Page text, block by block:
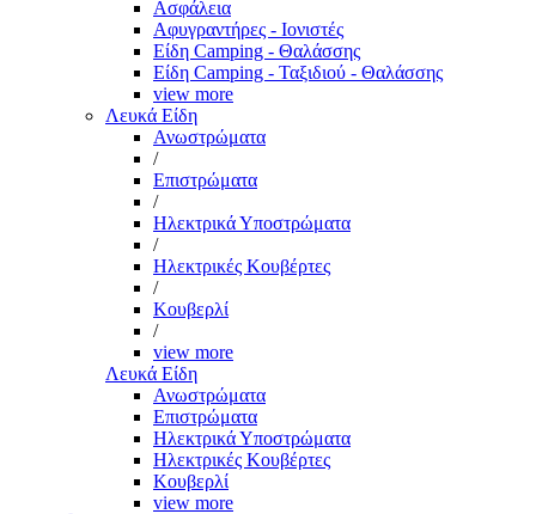
Ασφάλεια
Αφυγραντήρες - Ιονιστές
Είδη Camping - Θαλάσσης
Είδη Camping - Ταξιδιού - Θαλάσσης
view more
Λευκά Είδη
Ανωστρώματα
/
Επιστρώματα
/
Ηλεκτρικά Υποστρώματα
/
Ηλεκτρικές Κουβέρτες
/
Κουβερλί
/
view more
Λευκά Είδη
Ανωστρώματα
Επιστρώματα
Ηλεκτρικά Υποστρώματα
Ηλεκτρικές Κουβέρτες
Κουβερλί
view more